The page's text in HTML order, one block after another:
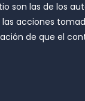
son las de los
acciones
de que el